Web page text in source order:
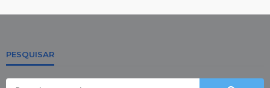
PESQUISAR